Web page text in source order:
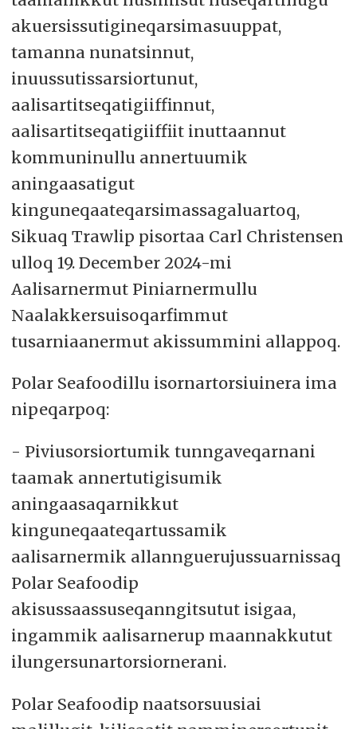
akuersissutigineqarsimasuuppat,
tamanna nunatsinnut,
inuussutissarsiortunut,
aalisartitseqatigiiffinnut,
aalisartitseqatigiiffiit inuttaannut
kommuninullu annertuumik
aningaasatigut
kinguneqaateqarsimassagaluartoq,
Sikuaq Trawlip pisortaa Carl Christensen
ulloq 19. December 2024-mi
Aalisarnermut Piniarnermullu
Naalakkersuisoqarfimmut
tusarniaanermut akissummini allappoq.
Polar Seafoodillu isornartorsiuinera ima
nipeqarpoq:
- Piviusorsiortumik tunngaveqarnani
taamak annertutigisumik
aningaasaqarnikkut
kinguneqaateqartussamik
aalisarnermik allannguerujussuarnissaq
Polar Seafoodip
akisussaassuseqanngitsutut isigaa,
ingammik aalisarnerup maannakkutut
ilungersunartorsiornerani.
Polar Seafoodip naatsorsuusiai